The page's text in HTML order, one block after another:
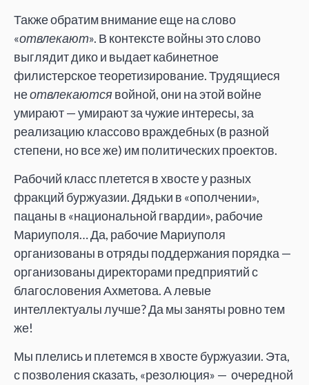
Также обратим внимание еще на слово
«отвлекают». В контексте войны это слово
выглядит дико и выдает кабинетное
филистерское теоретизирование. Трудящиеся
неотвлекаютсявойной, они на этой войне
умирают — умирают за чужие интересы, за
реализацию классово враждебных (в разной
степени, но все же) им политических проектов.
Рабочий класс плетется в хвосте у разных
фракций буржуазии. Дядьки в «ополчении»,
пацаны в «национальной гвардии», рабочие
Мариуполя… Да, рабочие Мариуполя
организованы в отряды поддержания порядка —
организованы директорами предприятий с
благословения Ахметова. А левые
интеллектуалы лучше? Да мы заняты ровно тем
же!
Мы плелись и плетемся в хвосте буржуазии. Эта,
с позволения сказать, «резолюция» — очередной